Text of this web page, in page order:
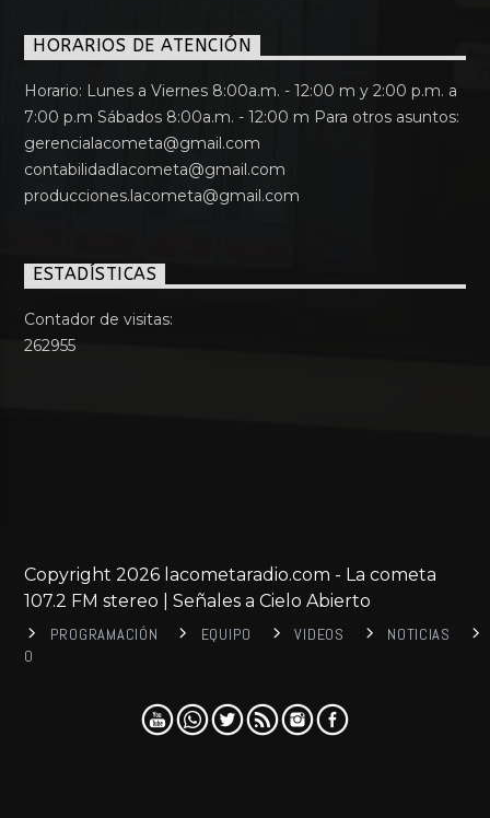
HORARIOS DE ATENCIÓN
Horario: Lunes a Viernes 8:00a.m. - 12:00 m y 2:00 p.m. a
7:00 p.m Sábados 8:00a.m. - 12:00 m Para otros asuntos:
gerencialacometa@gmail.com
contabilidadlacometa@gmail.com
producciones.lacometa@gmail.com
ESTADÍSTICAS
Contador de visitas:
262955
Copyright 2026 lacometaradio.com - La cometa
107.2 FM stereo | Señales a Cielo Abierto
PROGRAMACIÓN EQUIPO VIDEOS
NOTICIAS
0